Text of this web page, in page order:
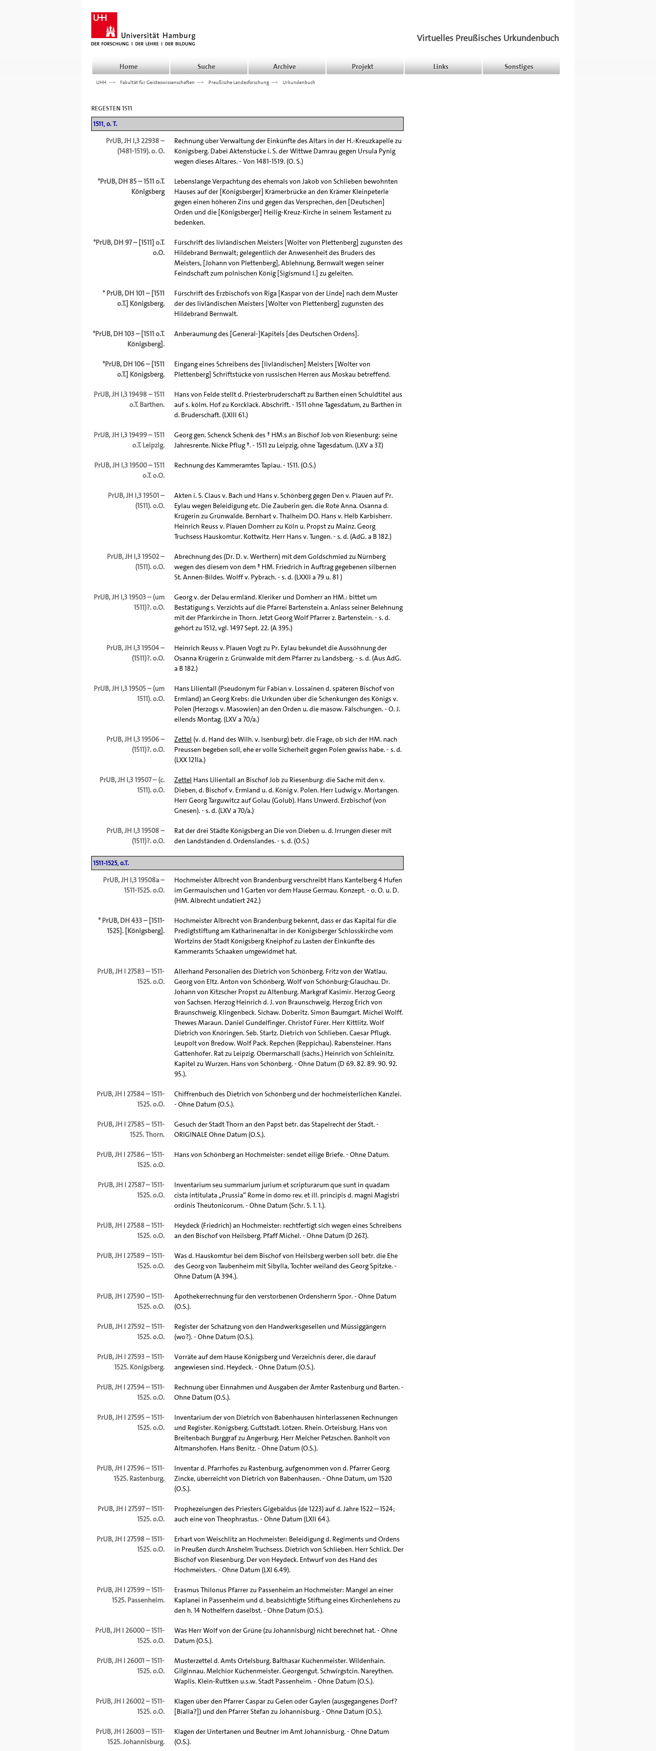
Virtuelles Preußisches Urkundenbuch
Home Suche Archive Projekt Links Sonstiges
UHH >>> Fakultät für Geisteswissenschaften >>> Preußische Landesforschung >>> Urkundenbuch
REGESTEN 1511
1511, o. T.
PrUB, JH I,3 22938 –
(1481-1519). o. O.
Rechnung über Verwaltung der Einkünfte des Altars in der H.-Kreuzkapelle zu
Königsberg. Dabei Aktenstücke i. S. der Wittwe Damrau gegen Ursula Pynig
wegen dieses Altares. - Von 1481-1519. (O. S.)
*PrUB, DH 85 – 1511 o.T.
Königsberg
Lebenslange Verpachtung des ehemals von Jakob von Schlieben bewohnten
Hauses auf der [Königsberger] Krämerbrücke an den Krämer Kleinpeterle
gegen einen höheren Zins und gegen das Versprechen, den [Deutschen]
Orden und die [Königsberger] Heilig-Kreuz-Kirche in seinem Testament zu
bedenken.
*PrUB, DH 97 – [1511] o.T.
o.O.
Fürschrift des livländischen Meisters [Wolter von Plettenberg] zugunsten des
Hildebrand Bernwalt; gelegentlich der Anwesenheit des Bruders des
Meisters, [Johann von Plettenberg], Ablehnung, Bernwalt wegen seiner
Feindschaft zum polnischen König [Sigismund I.] zu geleiten.
* PrUB, DH 101 – [1511
o.T.] Königsberg.
Fürschrift des Erzbischofs von Riga [Kaspar von der Linde] nach dem Muster
der des livländischen Meisters [Wolter von Plettenberg] zugunsten des
Hildebrand Bernwalt.
*PrUB, DH 103 – [1511 o.T.
Königsberg].
Anberaumung des [General-]Kapitels [des Deutschen Ordens].
*PrUB, DH 106 – [1511
o.T.] Königsberg.
Eingang eines Schreibens des [livländischen] Meisters [Wolter von
Plettenberg] Schriftstücke von russischen Herren aus Moskau betreffend.
PrUB, JH I,3 19498 – 1511
o.T. Barthen.
Hans von Felde stellt d. Priesterbruderschaft zu Barthen einen Schuldtitel aus
auf s. kölm. Hof zu Korcklack. Abschrift. - 1511 ohne Tagesdatum, zu Barthen in
d. Bruderschaft. (LXIII 61.)
PrUB, JH I,3 19499 – 1511
o.T. Leipzig.
Georg gen. Schenck Schenk des † HM.s an Bischof Job von Riesenburg: seine
Jahresrente. Nicke Pflug †. - 1511 zu Leipzig, ohne Tagesdatum. (LXV a 37.)
PrUB, JH I,3 19500 – 1511
o.T. o.O.
Rechnung des Kammeramtes Tapiau. - 1511. (O.S.)
PrUB, JH I,3 19501 –
(1511). o.O.
Akten i. S. Claus v. Bach und Hans v. Schönberg gegen Den v. Plauen auf Pr.
Eylau wegen Beleidigung etc. Die Zauberin gen. die Rote Anna. Osanna d.
Krügerin zu Grünwalde. Bernhart v. Thalheim DO. Hans v. Helb Karbisherr.
Heinrich Reuss v. Plauen Domherr zu Köln u. Propst zu Mainz. Georg
Truchsess Hauskomtur. Kottwitz. Herr Hans v. Tungen. - s. d. (AdG. a B 182.)
PrUB, JH I,3 19502 –
(1511). o.O.
Abrechnung des (Dr. D. v. Werthern) mit dem Goldschmied zu Nürnberg
wegen des diesem von dem † HM. Friedrich in Auftrag gegebenen silbernen
St. Annen-Bildes. Wolff v. Pybrach. - s. d. (LXXII a 79 u. 81 )
PrUB, JH I,3 19503 – (um
1511)?. o.O.
Georg v. der Delau ermländ. Kleriker und Domherr an HM.: bittet um
Bestätigung s. Verzichts auf die Pfarrei Bartenstein a. Anlass seiner Belehnung
mit der Pfarrkirche in Thorn. Jetzt Georg Wolf Pfarrer z. Bartenstein. - s. d.
gehört zu 1512, vgl. 1497 Sept. 22. (A 395.)
PrUB, JH I,3 19504 –
(1511)?. o.O.
Heinrich Reuss v. Plauen Vogt zu Pr. Eylau bekundet die Aussöhnung der
Osanna Krügerin z. Grünwalde mit dem Pfarrer zu Landsberg. - s. d. (Aus AdG.
a B 182.)
PrUB, JH I,3 19505 – (um
1511). o.O.
Hans Lilientall (Pseudonym für Fabian v. Lossainen d. späteren Bischof von
Ermland) an Georg Krebs: die Urkunden über die Schenkungen des Königs v.
Polen (Herzogs v. Masowien) an den Orden u. die masow. Fälschungen. - O. J.
eilends Montag. (LXV a 70/a.)
PrUB, JH I,3 19506 –
(1511)?. o.O.
Zettel (v. d. Hand des Wilh. v. Isenburg) betr. die Frage, ob sich der HM. nach
Preussen begeben soll, ehe er volle Sicherheit gegen Polen gewiss habe. - s. d.
(LXX 121la.)
PrUB, JH I,3 19507 – (c.
1511). o.O.
Zettel Hans Lilientall an Bischof Job zu Riesenburg: die Sache mit den v.
Dieben, d. Bischof v. Ermland u. d. König v. Polen. Herr Ludwig v. Mortangen.
Herr Georg Targuwitcz auf Golau (Golub). Hans Unwerd. Erzbischof (von
Gnesen). - s. d. (LXV a 70/a.)
PrUB, JH I,3 19508 –
(1511)?. o.O.
Rat der drei Städte Königsberg an Die von Dieben u. d. Irrungen dieser mit
den Landständen d. Ordenslandes. - s. d. (O.S.)
1511-1525, o.T.
PrUB, JH I,3 19508a –
1511-1525. o.O.
Hochmeister Albrecht von Brandenburg verschreibt Hans Kantelberg 4 Hufen
im Germauischen und 1 Garten vor dem Hause Germau. Konzept. - o. O. u. D.
(HM. Albrecht undatiert 242.)
* PrUB, DH 433 – [1511-
1525]. [Königsberg].
Hochmeister Albrecht von Brandenburg bekennt, dass er das Kapital für die
Predigtstiftung am Katharinenaltar in der Königsberger Schlosskirche vom
Wortzins der Stadt Königsberg Kneiphof zu Lasten der Einkünfte des
Kammeramts Schaaken umgewidmet hat.
PrUB, JH I 27583 – 1511-
1525. o.O.
Allerhand Personalien des Dietrich von Schönberg. Fritz von der Watlau.
Georg von Eltz. Anton von Schönberg. Wolf von Schönburg-Glauchau. Dr.
Johann von Kitzscher Propst zu Altenburg. Markgraf Kasimir. Herzog Georg
von Sachsen. Herzog Heinrich d. J. von Braunschweig. Herzog Erich von
Braunschweig. Klingenbeck. Sichaw. Doberitz. Simon Baumgart. Michel Wolff.
Thewes Maraun. Daniel Gundelfinger. Christof Fürer. Herr Kittlitz. Wolf
Dietrich von Knöringen. Seb. Startz. Dietrich von Schlieben. Caesar Pflugk.
Leupolt von Bredow. Wolf Pack. Repchen (Reppichau). Rabensteiner. Hans
Gattenhofer. Rat zu Leipzig. Obermarschall (sächs.) Heinrich von Schleinitz.
Kapitel zu Wurzen. Hans von Schönberg. - Ohne Datum (D 69. 82. 89. 90. 92.
95.).
PrUB, JH I 27584 – 1511-
1525. o.O.
Chiffrenbuch des Dietrich von Schönberg und der hochmeisterlichen Kanzlei.
- Ohne Datum (O.S.).
PrUB, JH I 27585 – 1511-
1525. Thorn.
Gesuch der Stadt Thorn an den Papst betr. das Stapelrecht der Stadt. -
ORIGINALE Ohne Datum (O.S.).
PrUB, JH I 27586 – 1511-
1525. o.O.
Hans von Schönberg an Hochmeister: sendet eilige Briefe. - Ohne Datum.
PrUB, JH I 27587 – 1511-
1525. o.O.
Inventarium seu summarium jurium et scripturarum que sunt in quadam
cista intitulata „Prussia“ Rome in domo rev. et ill. principis d. magni Magistri
ordinis Theutonicorum. - Ohne Datum (Schr. 5. 1. 1.).
PrUB, JH I 27588 – 1511-
1525. o.O.
Heydeck (Friedrich) an Hochmeister: rechtfertigt sich wegen eines Schreibens
an den Bischof von Heilsberg. Pfaff Michel. - Ohne Datum (D 267.).
PrUB, JH I 27589 – 1511-
1525. o.O.
Was d. Hauskomtur bei dem Bischof von Heilsberg werben soll betr. die Ehe
des Georg von Taubenheim mit Sibylla, Tochter weiland des Georg Spitzke. -
Ohne Datum (A 394.).
PrUB, JH I 27590 – 1511-
1525. o.O.
Apothekerrechnung für den verstorbenen Ordensherrn Spor. - Ohne Datum
(O.S.).
PrUB, JH I 27592 – 1511-
1525. o.O.
Register der Schatzung von den Handwerksgesellen und Müssiggängern
(wo?). - Ohne Datum (O.S.).
PrUB, JH I 27593 – 1511-
1525. Königsberg.
Vorräte auf dem Hause Königsberg und Verzeichnis derer, die darauf
angewiesen sind. Heydeck. - Ohne Datum (O.S.).
PrUB, JH I 27594 – 1511-
1525. o.O.
Rechnung über Einnahmen und Ausgaben der Ämter Rastenburg und Barten. -
Ohne Datum (O.S.).
PrUB, JH I 27595 – 1511-
1525. o.O.
Inventarium der von Dietrich von Babenhausen hinterlassenen Rechnungen
und Register. Königsberg. Guttstadt. Lötzen. Rhein. Orteisburg. Hans von
Breitenbach Burggraf zu Angerburg. Herr Melcher Petzschen. Banholt von
Altmanshofen. Hans Benitz. - Ohne Datum (O.S.).
PrUB, JH I 27596 – 1511-
1525. Rastenburg.
Inventar d. Pfarrhofes zu Rastenburg, aufgenommen von d. Pfarrer Georg
Zincke, überreicht von Dietrich von Babenhausen. - Ohne Datum, um 1520
(O.S.).
PrUB, JH I 27597 – 1511-
1525. o.O.
Prophezeiungen des Priesters Gigebaldus (de 1223) auf d. Jahre 1522—1524;
auch eine von Theophrastus. - Ohne Datum (LXII 64.).
PrUB, JH I 27598 – 1511-
1525. o.O.
Erhart von Weischlitz an Hochmeister: Beleidigung d. Regiments und Ordens
in Preußen durch Anshelm Truchsess. Dietrich von Schlieben. Herr Schlick. Der
Bischof von Riesenburg. Der von Heydeck. Entwurf von des Hand des
Hochmeisters. - Ohne Datum (LXI 6.49).
PrUB, JH I 27599 – 1511-
1525. Passenheim.
Erasmus Thilonus Pfarrer zu Passenheim an Hochmeister: Mangel an einer
Kaplanei in Passenheim und d. beabsichtigte Stiftung eines Kirchenlehens zu
den h. 14 Nothelfern daselbst. - Ohne Datum (O.S.).
PrUB, JH I 26000 – 1511-
1525. o.O.
Was Herr Wolf von der Grüne (zu Johannisburg) nicht berechnet hat. - Ohne
Datum (O.S.).
PrUB, JH I 26001 – 1511-
1525. o.O.
Musterzettel d. Amts Ortelsburg. Balthasar Küchenmeister. Wildenhain.
Gilginnau. Melchior Küchenmeister. Georgengut. Schwirgstcin. Nareythen.
Waplis. Klein-Ruttken u.s.w. Stadt Passenheim. - Ohne Datum (O.S.).
PrUB, JH I 26002 – 1511-
1525. o.O.
Klagen über den Pfarrer Caspar zu Gelen oder Gaylen (ausgegangenes Dorf?
[Bialla?]) und den Pfarrer Stefan zu Johannisburg. - Ohne Datum (O.S.).
PrUB, JH I 26003 – 1511-
1525. Johannisburg.
Klagen der Untertanen und Beutner im Amt Johannisburg. - Ohne Datum
(O.S.).